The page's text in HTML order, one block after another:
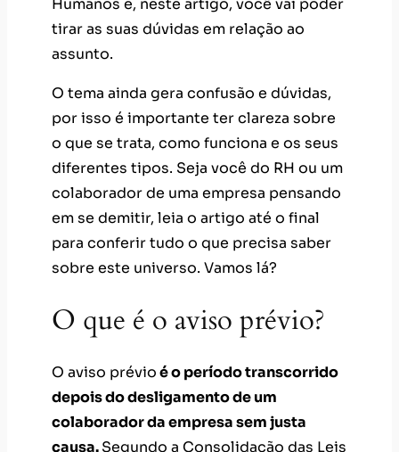
Humanos e, neste artigo, você vai poder
tirar as suas dúvidas em relação ao
assunto.
O tema ainda gera confusão e dúvidas,
por isso é importante ter clareza sobre
o que se trata, como funciona e os seus
diferentes tipos. Seja você do RH ou um
colaborador de uma empresa pensando
em se demitir, leia o artigo até o final
para conferir tudo o que precisa saber
sobre este universo. Vamos lá?
O que é o aviso prévio?
O aviso prévioé o período transcorrido
depois do desligamento de um
colaborador da empresa sem justa
causa.Segundo a Consolidação das Leis